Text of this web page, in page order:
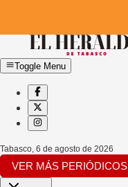
Toggle Menu
Tabasco, 6 de agosto de 2026
VER MÁS PERIÓDICOS